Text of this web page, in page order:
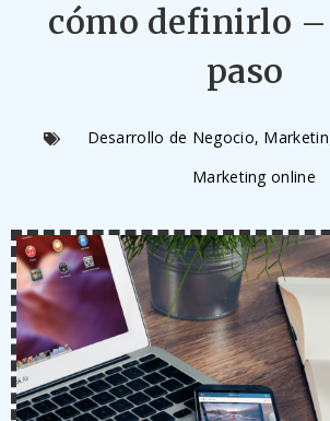
cómo definirlo –
paso
Desarrollo de Negocio,
Marketing online